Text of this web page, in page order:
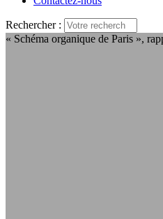
Rechercher :
« Schéma organique de Paris »,